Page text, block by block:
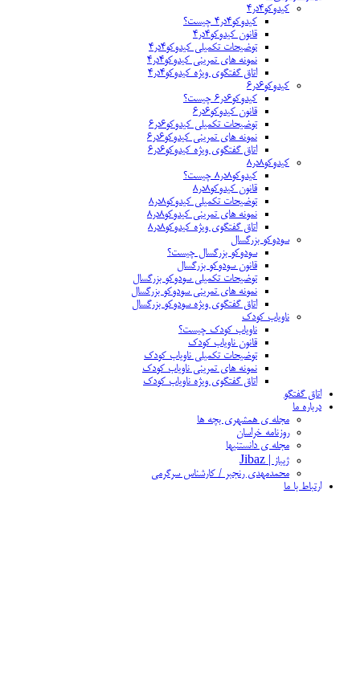
کیدوکو۴در۴
کیدوکو۴در۴ چیست؟
قانون کیدوکو۴در۴
توضیحات تکمیلی کیدوکو۴در۴
نمونه های تمرینی کیدوکو۴در۴
اتاق گفتگوی ویژه کیدوکو۴در۴
کیدوکو۶در۶
کیدوکو۶در۶ چیست؟
قانون کیدوکو۶در۶
توضیحات تکمیلی کیدوکو۶در۶
نمونه های تمرینی کیدوکو۶در۶
اتاق گفتگوی ویژه کیدوکو۶در۶
کیدوکو۸در۸
کیدوکو۸در۸ چیست؟
قانون کیدوکو۸در۸
توضیحات تکمیلی کیدوکو۸در۸
نمونه های تمرینی کیدوکو۸در۸
اتاق گفتگوی ویژه کیدوکو۸در۸
سودوکو بزرگسال
سودوکو بزرگسال چیست؟
قانون سودوکو بزرگسال
توضیحات تکمیلی سودوکو بزرگسال
نمونه های تمرینی سودوکو بزرگسال
اتاق گفتگوی ویژه سودوکو بزرگسال
ناویاب کودک
ناویاب کودک چیست؟
قانون ناویاب کودک
توضیحات تکمیلی ناویاب کودک
نمونه های تمرینی ناویاب کودک
اتاق گفتگوی ویژه ناویاب کودک
اتاق گفتگو
درباره ما
مجله ی همشهری بچه ها
روزنامه خراسان
مجله ی دانستنیها
ژیباز | Jibaz
محمدمهدی رنجبر / کارشناس سرگرمی
ارتباط با ما